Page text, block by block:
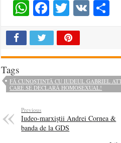
WhatsApp
Facebook
Twitter
VK
Tags
FĂ CUNOȘTINTĂ CU IUDEUL GABRIEL
CARE SE DECLARĂ HOMOSEXUAL!
Previous
Iudeo-marxiştii Andrei Cornea &
banda de la GDS